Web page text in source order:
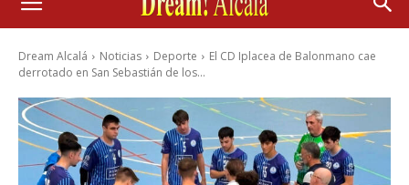
Dream Alcalá Noticias Deporte
El CD Iplacea de Balonmano cae
derrotado en San Sebastián de los...